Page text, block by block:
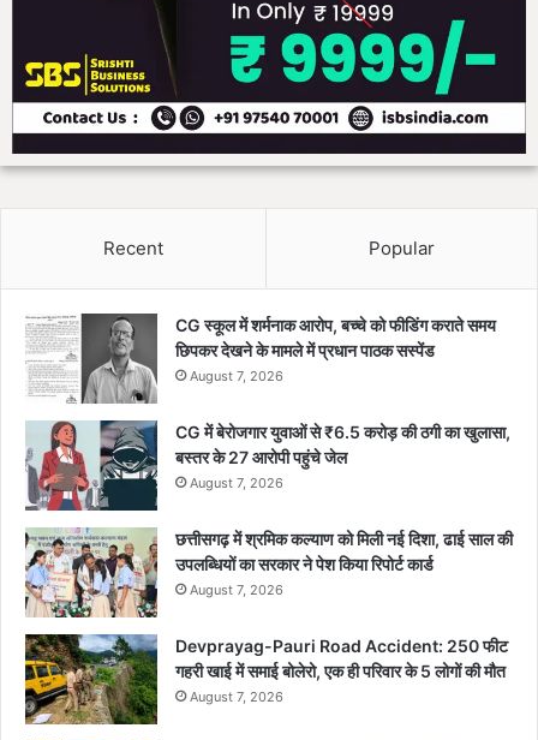
Recent Popular
CG स्कूल में शर्मनाक आरोप, बच्चे को फीडिंग कराते समय
छिपकर देखने के मामले में प्रधान पाठक सस्पेंड
August 7, 2026
CG में बेरोजगार युवाओं से ₹6.5 करोड़ की ठगी का खुलासा,
बस्तर के 27 आरोपी पहुंचे जेल
August 7, 2026
छत्तीसगढ़ में श्रमिक कल्याण को मिली नई दिशा, ढाई साल की
उपलब्धियों का सरकार ने पेश किया रिपोर्ट कार्ड
August 7, 2026
Devprayag-Pauri Road Accident: 250 फीट
गहरी खाई में समाई बोलेरो, एक ही परिवार के 5 लोगों की मौत
August 7, 2026